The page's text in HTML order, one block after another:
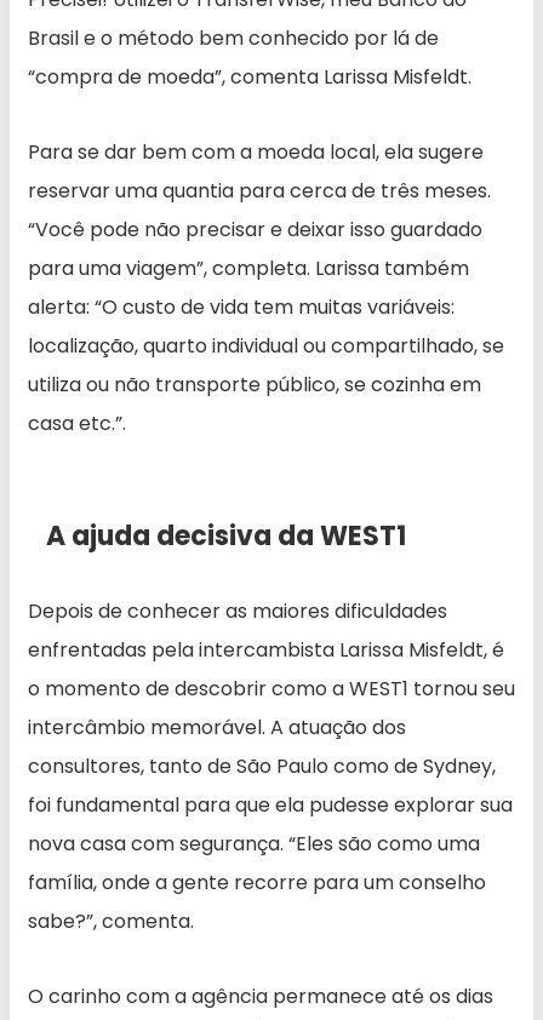
Brasil e o método bem conhecido por lá de
“compra de moeda”, comenta Larissa Misfeldt.
Para se dar bem com a moeda local, ela sugere
reservar uma quantia para cerca de três meses.
“Você pode não precisar e deixar isso guardado
para uma viagem”, completa. Larissa também
alerta: “O custo de vida tem muitas variáveis:
localização, quarto individual ou compartilhado, se
utiliza ou não transporte público, se cozinha em
casa etc.”.
A ajuda decisiva da WEST1
Depois de conhecer as maiores dificuldades
enfrentadas pela intercambista Larissa Misfeldt, é
o momento de descobrir como a WEST1 tornou seu
intercâmbio memorável. A atuação dos
consultores, tanto de São Paulo como de Sydney,
foi fundamental para que ela pudesse explorar sua
nova casa com segurança. “Eles são como uma
família, onde a gente recorre para um conselho
sabe?”, comenta.
O carinho com a agência permanece até os dias